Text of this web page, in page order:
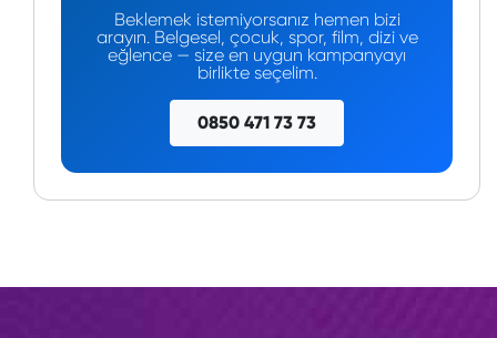
Beklemek istemiyorsanız hemen bizi
arayın. Belgesel, çocuk, spor, film, dizi ve
eğlence — size en uygun kampanyayı
birlikte seçelim.
0850 471 73 73